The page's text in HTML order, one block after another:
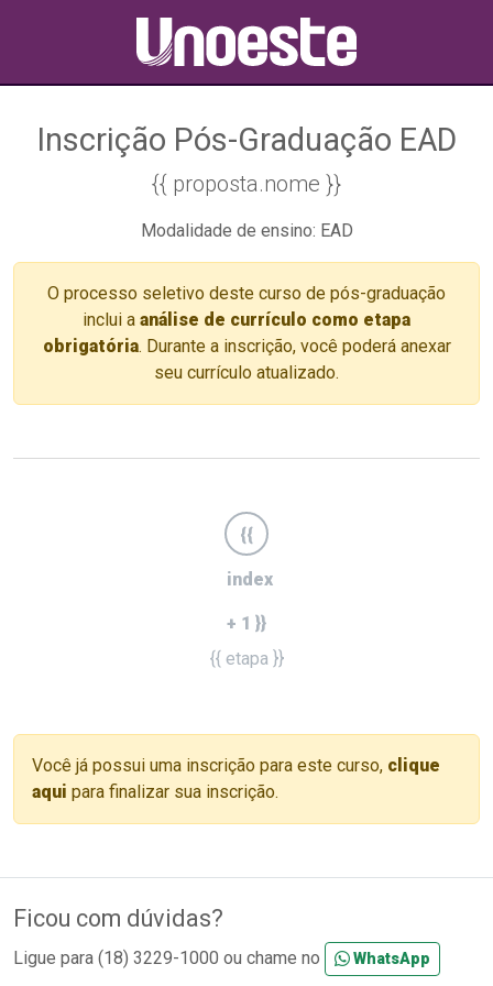
Inscrição Pós-Graduação EAD
{{ proposta.nome }}
Modalidade de ensino: EAD
O processo seletivo deste curso de pós-graduação
inclui a análise de currículo como etapa
obrigatória. Durante a inscrição, você poderá anexar
seu currículo atualizado.
{{
index
+ 1 }}
{{ etapa }}
Você já possui uma inscrição para este curso, clique
aqui para finalizar sua inscrição.
Ficou com dúvidas?
Ligue para (18) 3229-1000 ou chame no WhatsApp